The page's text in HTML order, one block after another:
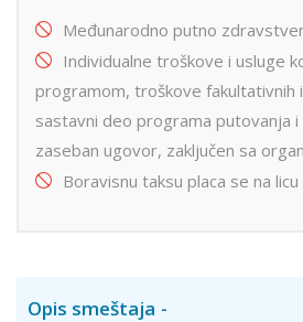
Međunarodno putno
Individualne troškove i usluge
programom, troškove fakultativnih
sastavni deo programa putovanja
zaseban ugovor, zaključen sa
Boravisnu taksu placa se na
Opis smeštaja